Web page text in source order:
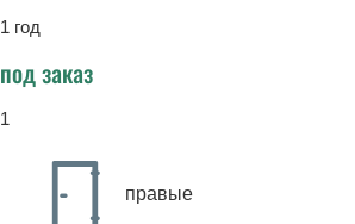
1 год
под заказ
1
правые